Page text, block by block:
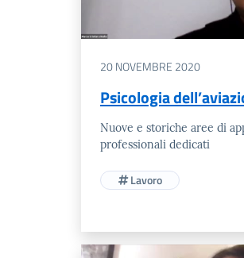
20 NOVEMBRE 2020
Psicologia
Nuove e storiche aree di
professionali dedicati
Lavoro